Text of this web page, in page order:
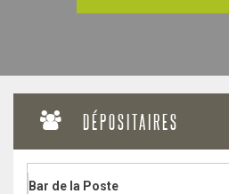
DÉPOSITAIRES
Bar de la Poste